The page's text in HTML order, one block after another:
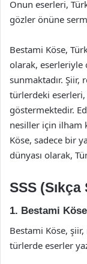
Onun eserleri,
gözler önüne
Bestami Köse,
olarak, eserleriyle
sunmaktadır. Şiir,
türlerdeki
göstermektedir.
nesiller için ilham
Köse, sadece bir
dünyası olarak,
SSS
1. Bestami
Bestami Köse,
türlerde eserler